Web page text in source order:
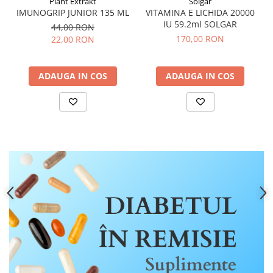
Menopauza
Meteorism
Parazitoză digestivă
Potenta
Prostatită
Reflux Gastro-Esofagian
Remineralizare
Retenție apă
Sindromul colonului iritabil
Sinuzită
IMUNOGRIP JUNIOR 135 ML
44,00 RON
22,00 RON
ADAUGA IN COS
VITAMINA E LICHIDA 20000
IU 59.2ml SOLGAR
170,00 RON
ADAUGA IN COS